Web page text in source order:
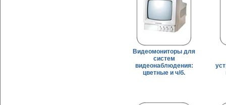
Видеомониторы для
систем
видеонаблюдения:
цветные и ч/б.